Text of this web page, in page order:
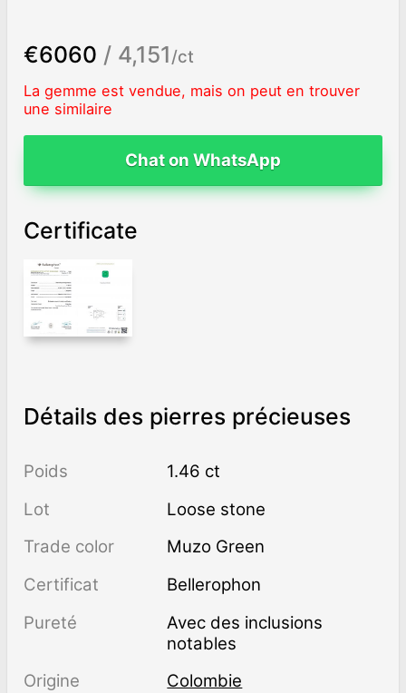
€6060 / 4,151/ct
La gemme est vendue, mais on peut en trouver
une similaire
Chat on WhatsApp
Certificate
Détails des pierres précieuses
Poids
1.46 ct
Lot
Loose stone
Trade color
Muzo Green
Certificat
Bellerophon
Pureté
avec des inclusions
notables
Origine
Colombie